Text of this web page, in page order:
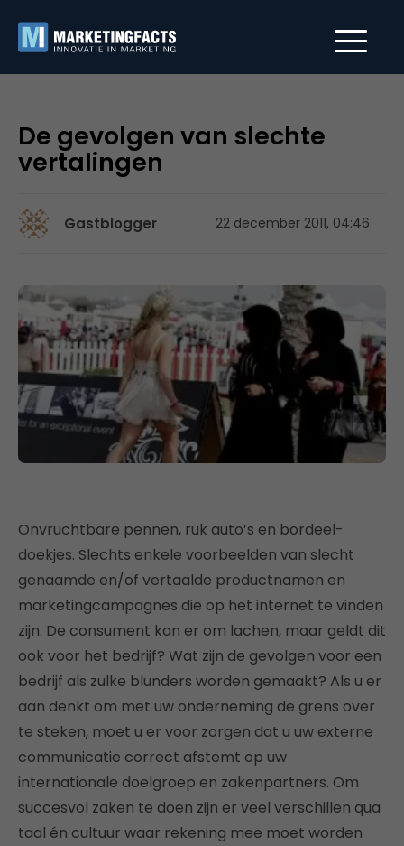
De gevolgen van slechte
vertalingen
Gastblogger 22 december 2011, 04:46
Onvruchtbare pennen, ruk auto’s en bordeel-
doekjes. Slechts enkele voorbeelden van slecht
genaamde en/of vertaalde productnamen en
marketingcampagnes die op het internet te vinden
zijn. De consument kan er om lachen, maar geldt dit
ook voor het bedrijf? Wat zijn de gevolgen voor een
bedrijf als zulke blunders worden gemaakt? Als u er
aan denkt om met uw onderneming de grens over
te steken, moet u er voor zorgen dat u uw externe
communicatie correct afstemt op uw
internationale doelgroep en zakenpartners. Om
succesvol zaken te doen zijn er veel verschillen qua
taal én cultuur waar rekening mee moet worden